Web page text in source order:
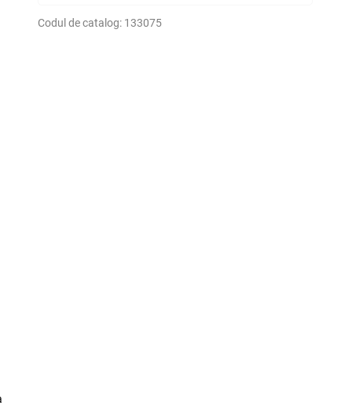
Codul de catalog: 133075